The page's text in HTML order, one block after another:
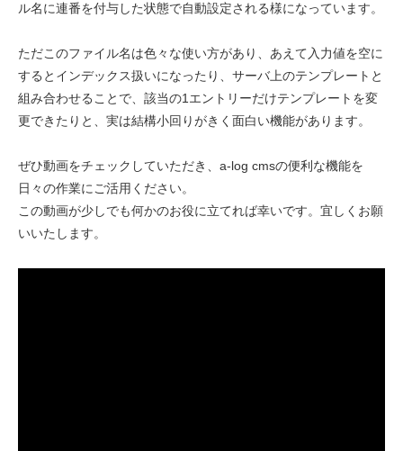
ル名に連番を付与した状態で自動設定される様になっています。
ただこのファイル名は色々な使い方があり、あえて入力値を空に
するとインデックス扱いになったり、サーバ上のテンプレートと
組み合わせることで、該当の1エントリーだけテンプレートを変
更できたりと、実は結構小回りがきく面白い機能があります。
ぜひ動画をチェックしていただき、a-log cmsの便利な機能を
日々の作業にご活用ください。
この動画が少しでも何かのお役に立てれば幸いです。宜しくお願
いいたします。